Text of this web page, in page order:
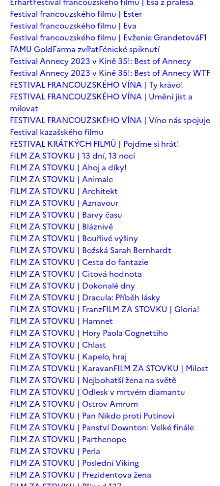
Festival francouzského filmu | Ester
Festival francouzského filmu | Eva
Festival francouzského filmu | Evženie GrandetováF1
FAMU GoldFarma zvířatFénické spiknutí
Festival Annecy 2023 v Kině 35!: Best of Annecy
Festival Annecy 2023 v Kině 35!: Best of Annecy WTF
FESTIVAL FRANCOUZSKÉHO VÍNA | Ty krávo!
FESTIVAL FRANCOUZSKÉHO VÍNA | Umění jíst a
milovat
FESTIVAL FRANCOUZSKÉHO VÍNA | Víno nás spojuje
Festival kazašského filmu
FESTIVAL KRÁTKÝCH FILMŮ | Pojďme si hrát!
FILM ZA STOVKU | 13 dní, 13 nocí
FILM ZA STOVKU | Ahoj a díky!
FILM ZA STOVKU | Animale
FILM ZA STOVKU | Architekt
FILM ZA STOVKU | Aznavour
FILM ZA STOVKU | Barvy času
FILM ZA STOVKU | Bláznivě
FILM ZA STOVKU | Bouřlivé výšiny
FILM ZA STOVKU | Božská Sarah Bernhardt
FILM ZA STOVKU | Cesta do fantazie
FILM ZA STOVKU | Citová hodnota
FILM ZA STOVKU | Dokonalé dny
FILM ZA STOVKU | Dracula: Příběh lásky
FILM ZA STOVKU | FranzFILM ZA STOVKU | Gloria!
FILM ZA STOVKU | Hamnet
FILM ZA STOVKU | Hory Paola Cognettiho
FILM ZA STOVKU | Chlast
FILM ZA STOVKU | Kapelo, hraj
FILM ZA STOVKU | KaravanFILM ZA STOVKU | Milost
FILM ZA STOVKU | Nejbohatší žena na světě
FILM ZA STOVKU | Odlesk v mrtvém diamantu
FILM ZA STOVKU | Ostrov Amrum
FILM ZA STOVKU | Pan Nikdo proti Putinovi
FILM ZA STOVKU | Panství Downton: Velké finále
FILM ZA STOVKU | Parthenope
FILM ZA STOVKU | Perla
FILM ZA STOVKU | Poslední Viking
FILM ZA STOVKU | Prezidentova žena